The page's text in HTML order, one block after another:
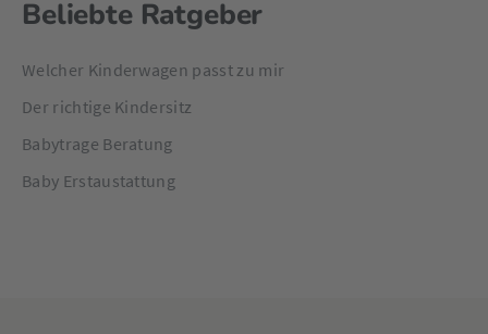
Beliebte Ratgeber
Welcher Kinderwagen passt zu mir
Der richtige Kindersitz
Babytrage Beratung
Baby Erstaustattung